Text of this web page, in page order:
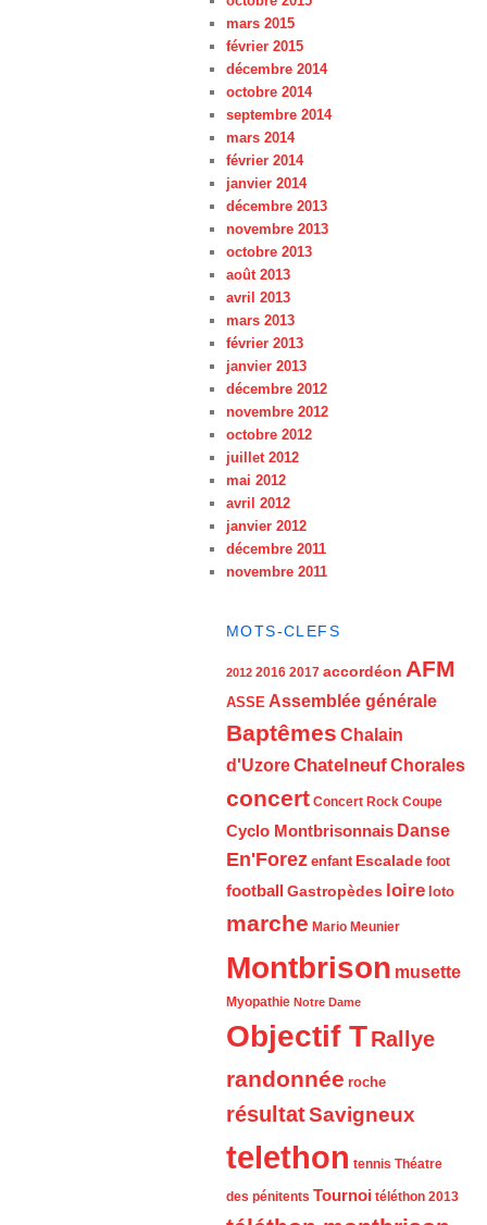
mars 2015
février 2015
décembre 2014
octobre 2014
septembre 2014
mars 2014
février 2014
janvier 2014
décembre 2013
novembre 2013
octobre 2013
août 2013
avril 2013
mars 2013
février 2013
janvier 2013
décembre 2012
novembre 2012
octobre 2012
juillet 2012
mai 2012
avril 2012
janvier 2012
décembre 2011
novembre 2011
MOTS-CLEFS
2012 2016 2017 accordéon AFM
ASSE Assemblée générale
Baptêmes Chalain
d'UzoreChatelneufChorales
concert Concert Rock Coupe
Cyclo Montbrisonnais Danse
En'Forez enfant Escalade foot
football Gastropèdes loire loto
marche Mario Meunier
Montbrison musette
Myopathie Notre Dame
Objectif TRallye
randonnée roche
résultatSavigneux
telethon tennis Théatre
des pénitents Tournoi téléthon 2013